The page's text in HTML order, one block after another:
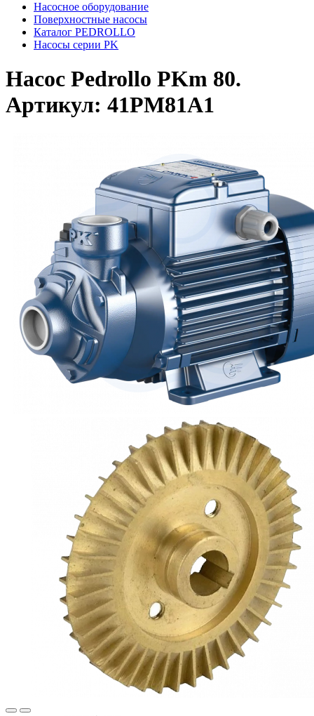
Насосное оборудование
Поверхностные насосы
Каталог PEDROLLO
Насосы серии PK
Насос Pedrollo PKm 80.
Артикул: 41PM81A1